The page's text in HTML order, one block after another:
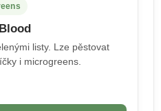
listy. Lze pěstovat
i microgreens.